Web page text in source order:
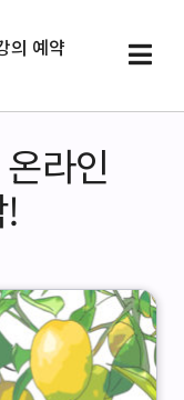
의 예약
라인